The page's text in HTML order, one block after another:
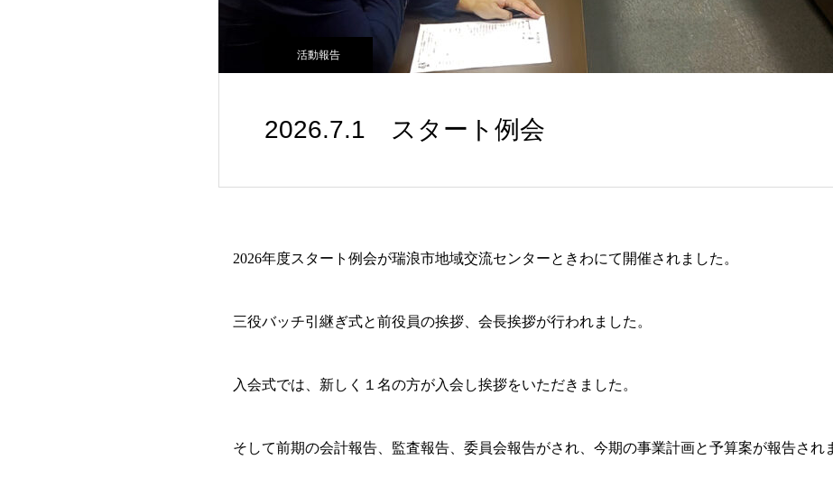
活動報告
2026.7.1 スタート例会
2026年度スタート例会が瑞浪市地域交流センターときわにて開催されました。
三役バッチ引継ぎ式と前役員の挨拶、会長挨拶が行われました。
入会式では、新しく１名の方が入会し挨拶をいただきました。
そして前期の会計報告、監査報告、委員会報告がされ、今期の事業計画と予算案が報告され